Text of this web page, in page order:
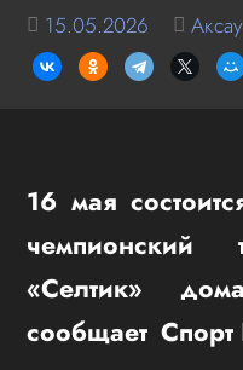
15.05.2026
16 мая
«Селтик»
сообщает